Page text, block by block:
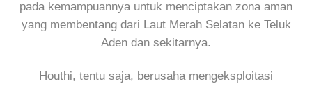
pada kemampuannya untuk menciptakan zona aman
yang membentang dari Laut Merah Selatan ke Teluk
Aden dan sekitarnya.
Houthi, tentu saja, berusaha mengeksploitasi